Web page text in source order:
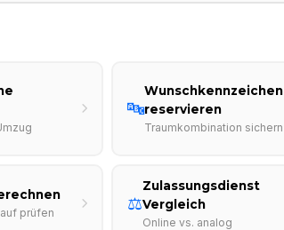
🔤
Wunschkennzeichen
reservieren
Traumkombination sichern
prüfen ⚖️
Zulassungsdienst
Vergleich
Online vs. analog